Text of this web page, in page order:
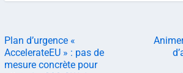
Plan d’urgence «
AccelerateEU » : pas de
mesure concrète pour